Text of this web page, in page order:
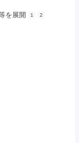
を展開 1 2